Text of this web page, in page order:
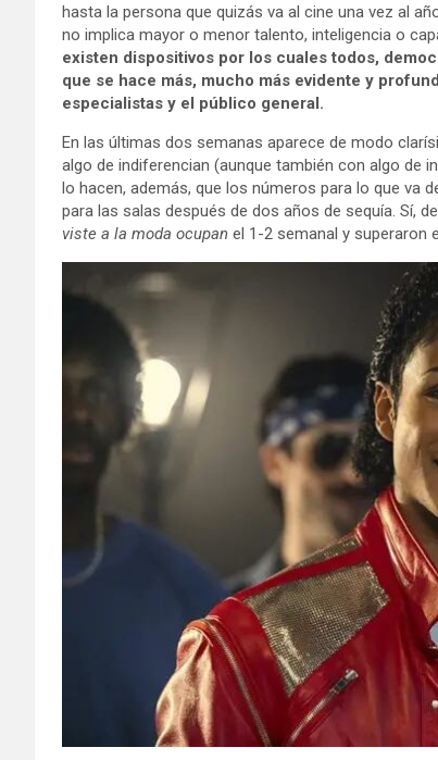
hasta la persona que quizás va al cine una vez al
no implica mayor o menor talento, inteligencia o
existen dispositivos por los cuales todos,
que se hace más, mucho más evidente y
especialistas y el público general.
En las últimas dos semanas aparece de modo
algo de indiferencian (aunque también con algo de
lo hacen, además, que los números para lo que va
para las salas después de dos años de sequía. Sí,
viste a la moda ocupan el 1-2 semanal y superaron